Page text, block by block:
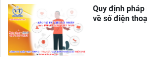
Quy định
về số điện